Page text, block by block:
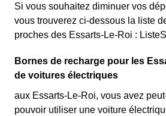
Si vous souhaitez diminuer vos
vous trouverez ci-dessous la liste
proches des Essarts-Le-Roi :
Bornes de recharge pour les
de voitures électriques
aux Essarts-Le-Roi, vous avez
pouvoir utiliser une voiture